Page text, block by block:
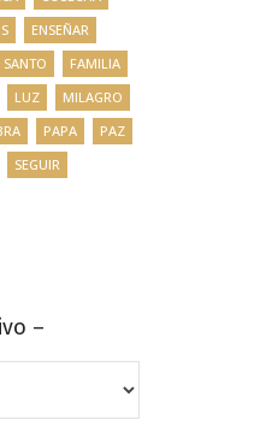
ENSEÑAR
SANTO
FAMILIA
LUZ
MILAGRO
PAPA
PAZ
SEGUIR
–